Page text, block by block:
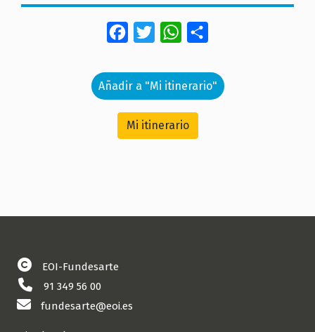
FacebookTwitterWhatsApp
Añadir a "Mi itinerario"
Mi itinerario
EOI-Fundesarte
91 349 56 00
fundesarte@eoi.es